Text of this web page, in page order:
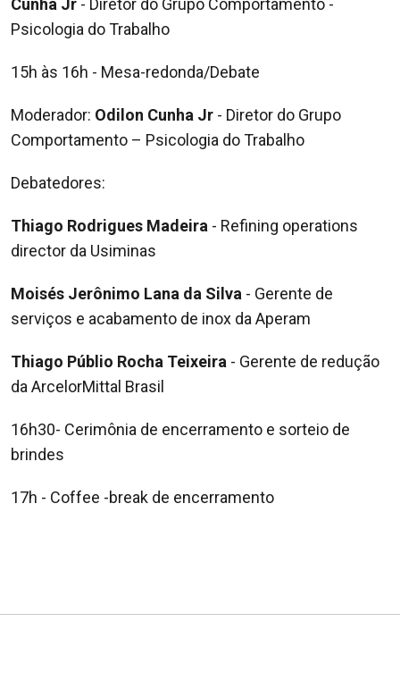
Cunha Jr - Diretor do Grupo Comportamento -
Psicologia do Trabalho
15h às 16h - Mesa-redonda/Debate
Moderador: Odilon Cunha Jr - Diretor do Grupo
Comportamento – Psicologia do Trabalho
Debatedores:
Thiago Rodrigues Madeira - Refining operations
director da Usiminas
Moisés Jerônimo Lana da Silva - Gerente de
serviços e acabamento de inox da Aperam
Thiago Públio Rocha Teixeira - Gerente de redução
da ArcelorMittal Brasil
16h30- Cerimônia de encerramento e sorteio de
brindes
17h - Coffee -break de encerramento